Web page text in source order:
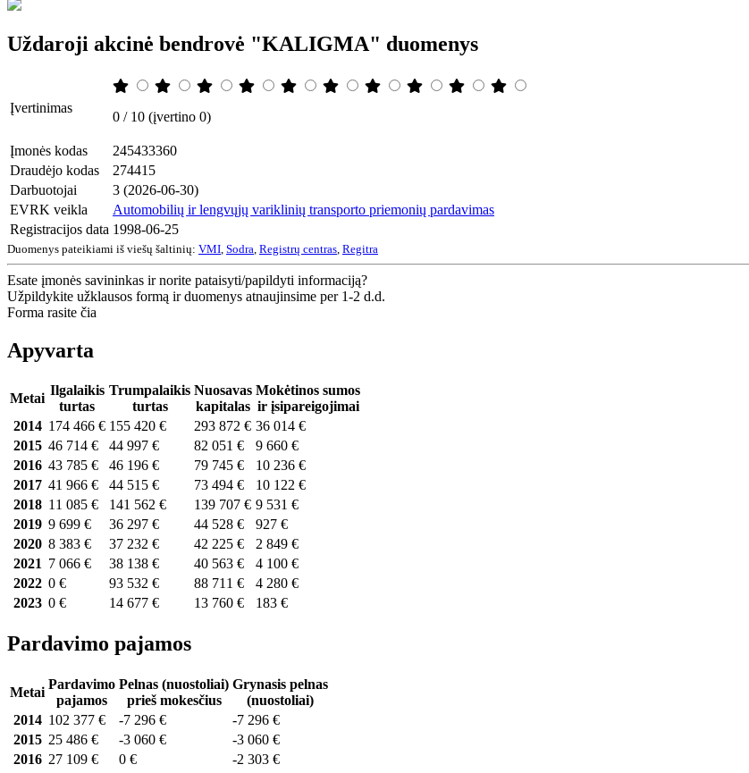
Uždaroji akcinė bendrovė "KALIGMA" duomenys
Įvertinimas
0 / 10 (įvertino 0)
Įmonės kodas
245433360
Draudėjo kodas
274415
Darbuotojai
3 (2026-06-30)
EVRK veikla
Automobilių ir lengvųjų variklinių transporto priemonių pardavimas
Registracijos data 1998-06-25
Duomenys pateikiami iš viešų šaltinių: VMI Sodra Registrų centras Regitra
Esate įmonės savininkas ir norite pataisyti/papildyti informaciją?
Užpildykite užklausos formą ir duomenys atnaujinsime per 1-2 d.d.
Forma rasite čia
Apyvarta
Metai
Ilgalaikis
turtas
Trumpalaikis
turtas
Nuosavas
kapitalas
Mokėtinos sumos
ir įsipareigojimai
2014 174 466 € 155 420 € 293 872 € 36 014 €
2015 46 714 € 44 997 € 82 051 €
9 660 €
2016 43 785 € 46 196 € 79 745 €
10 236 €
2017 41 966 € 44 515 € 73 494 €
10 122 €
2018 11 085 € 141 562 € 139 707 € 9 531 €
2019 9 699 € 36 297 € 44 528 €
927 €
2020 8 383 € 37 232 € 42 225 €
2 849 €
2021 7 066 € 38 138 € 40 563 €
4 100 €
2022 0 € 93 532 € 88 711 €
4 280 €
2023 0 € 14 677 € 13 760 € 183 €
Pardavimo pajamos
Metai
Pardavimo
pajamos
Pelnas (nuostoliai)
prieš mokesčius
Grynasis pelnas
(nuostoliai)
2014 102 377 € -7 296 €
-7 296 €
2015 25 486 € -3 060 €
-3 060 €
2016 27 109 € 0 €
-2 303 €